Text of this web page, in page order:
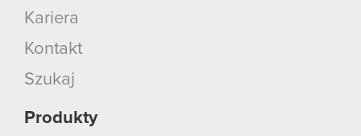
Kariera
Kontakt
Szukaj
Produkty